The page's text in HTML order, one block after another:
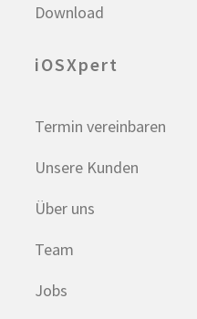
Download
iOSXpert
Termin vereinbaren
Unsere Kunden
Über uns
Team
Jobs